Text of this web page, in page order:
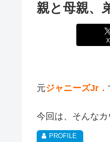
親と母親、
X
元ジャニーズJr．
今回は、そんなカ